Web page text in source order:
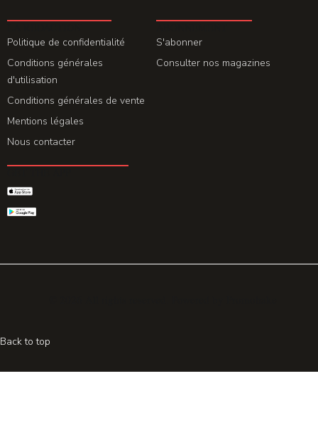
Politique de confidentialité
Conditions générales
d'utilisation
Conditions générales de vente
Mentions légales
Nous contacter
S'abonner
Consulter nos magazines
Back to top